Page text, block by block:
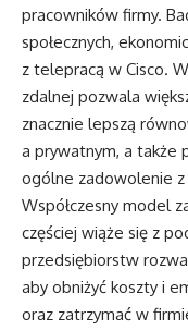
pracowników firmy.
społecznych,
z telepracą w Cisco.
zdalnej pozwala
znacznie lepszą
a prywatnym, a także
ogólne zadowolenie z
Współczesny model
częściej wiąże się z
przedsiębiorstw
aby obniżyć koszty i
oraz zatrzymać w